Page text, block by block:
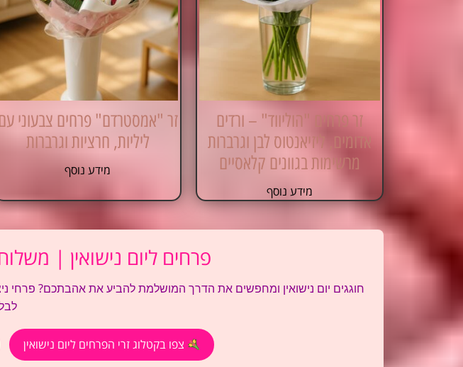
זר פרחים "הוליווד" – ורדים
אדומים, ליזיאנטוס לבן וגרברות
מרשימות בגוונים קלאסיים
מידע נוסף
זר "אמסטרדם" פרחים צבעוני
ליליות, חרציות וגרברות
מידע נוסף
פרחים ליום נישואין |
חוגגים יום נישואין ומחפשים את הדרך המושלמת להביע את אהבתכם? פרחי
צפו בקטלוג זרי הפרחים ליום נישואין